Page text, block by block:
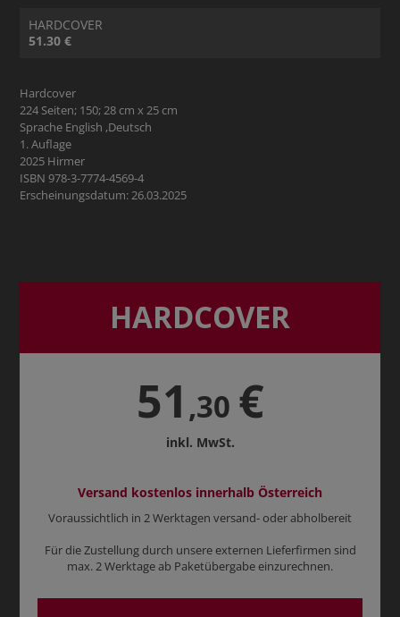
HARDCOVER
51.30 €
Hardcover
224 Seiten; 150; 28 cm x 25 cm
Sprache English ,Deutsch
1. Auflage
2025 Hirmer
ISBN 978-3-7774-4569-4
Erscheinungsdatum: 26.03.2025
HARDCOVER
51 ,30 €
inkl. MwSt.
Versand kostenlos innerhalb Österreich
Voraussichtlich in 2 Werktagen versand- oder abholbereit
Für die Zustellung durch unsere externen Lieferfirmen sind
max. 2 Werktage ab Paketübergabe einzurechnen.